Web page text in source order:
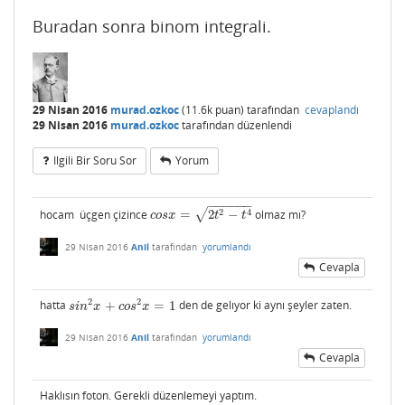
Buradan sonra binom integrali.
29 Nisan 2016 murad.ozkoc(11.6k puan) tarafından cevaplandı
29 Nisan 2016 murad.ozkoctarafındandüzenlendi
Ilgili Bir Soru Sor Yorum
hocam üçgen çizince cosx = 2t2 − t4
− −
−−−−
√
cosx= 2t2 −t4 olmaz mı?
29 Nisan 2016 Anil tarafından yorumlandı
Cevapla
hatta sin2x + cos2x = 1
sin2x+ cos 2x=1 den de gelıyor ki aynı şeyler zaten.
29 Nisan 2016 Anil tarafından yorumlandı
Cevapla
Haklısın foton. Gerekli düzenlemeyi yaptım.